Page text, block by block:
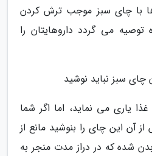
با چای سبز موجب ترش کردن
توصیه می گردد داروهایتان را
چای سبز نباید نوشید
یاری می نماید، اما اگر شما
آن این چای را بنوشید مانع از
شده که در دراز مدت منجر به